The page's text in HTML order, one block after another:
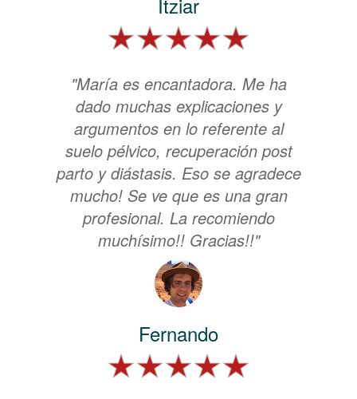
"María es encantadora. Me ha
dado muchas explicaciones y
argumentos en lo referente al
suelo pélvico, recuperación post
parto y diástasis. Eso se agradece
mucho! Se ve que es una gran
profesional. La recomiendo
muchísimo!! Gracias!!"
Fernando